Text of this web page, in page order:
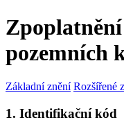
pozemních
Základní znění Rozšířené
1. Identifikační kód